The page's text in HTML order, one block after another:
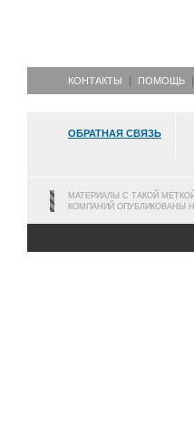
КОНТАКТЫ ПОМОЩЬ
ОБРАТНАЯ СВЯЗЬ
МАТЕРИАЛЫ С ТАКОЙ
КОМПАНИЙ ОПУБЛИКОВАНЫ